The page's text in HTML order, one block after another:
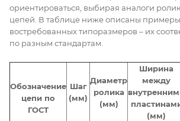
ориентироваться, выбирая аналоги
цепей. В таблице ниже описаны
востребованных типоразмеров – их
по разным стандартам.
Обозначение
цепи по
ГОСТ
Шаг
(мм)
Диаметр
ролика
(мм)
Ширина
между
(мм)